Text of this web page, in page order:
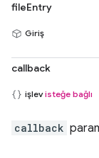
fileEntry
Giriş
callback
işlevisteğe bağlı
callback